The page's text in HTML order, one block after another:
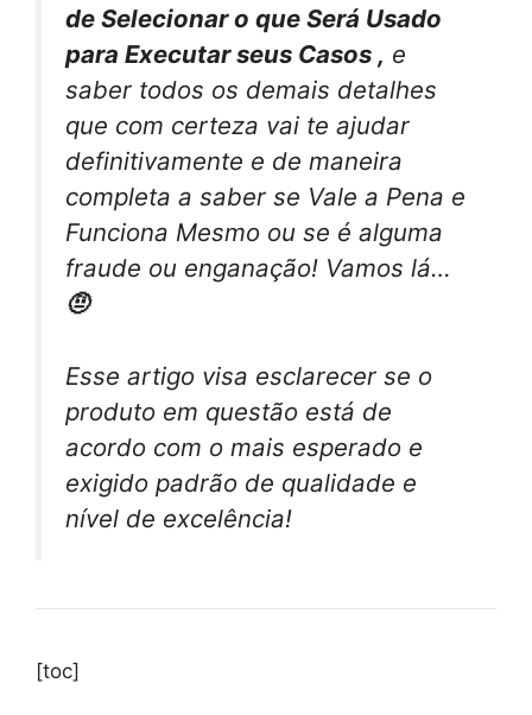
de Selecionar o que Será Usado
para Executar seus Casos , e
saber todos os demais detalhes
que com certeza vai te ajudar
definitivamente e de maneira
completa a saber se Vale a Pena e
Funciona Mesmo ou se é alguma
fraude ou enganação! Vamos lá…
🤨
Esse artigo visa esclarecer se o
produto em questão está de
acordo com o mais esperado e
exigido padrão de qualidade e
nível de excelência!
[toc]